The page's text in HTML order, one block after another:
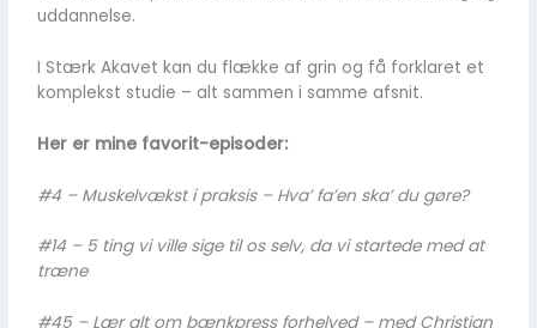
uddannelse.
I Stærk Akavet kan du flække af grin og få forklaret et
komplekst studie – alt sammen i samme afsnit.
Her er mine favorit-episoder:
#4 – Muskelvækst i praksis – Hva’ fa’en ska’ du gøre?
#14 – 5 ting vi ville sige til os selv, da vi startede med at
træne
#45 – Lær alt om bænkpress forhelved – med Christian